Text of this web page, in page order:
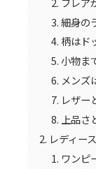
細身の
柄はド
小物ま
メンズ
レザー
上品
レディー
ワンピ